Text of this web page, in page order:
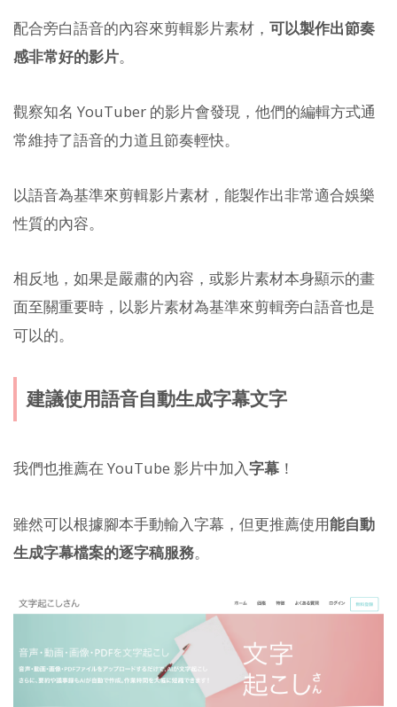
配合旁白語音的內容來剪輯影片素材， 可以製作出節奏
感非常好的影片。
觀察知名 YouTuber 的影片會發現，他們的編輯方式通
常維持了語音的力道且節奏輕快。
以語音為基準來剪輯影片素材，能製作出非常適合娛樂
性質的內容。
相反地，如果是嚴肅的內容，或影片素材本身顯示的畫
面至關重要時，以影片素材為基準來剪輯旁白語音也是
可以的。
建議使用語音自動生成字幕文字
我們也推薦在 YouTube 影片中加入字幕 ！
雖然可以根據腳本手動輸入字幕，但更推薦使用能自動
生成字幕檔案的逐字稿服務。